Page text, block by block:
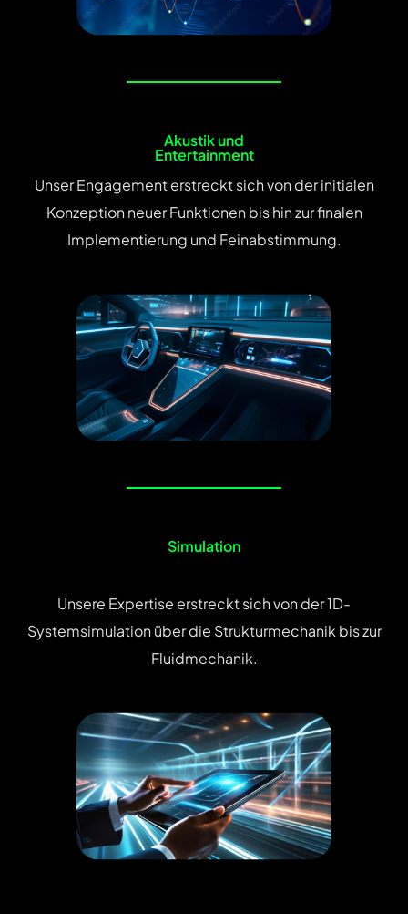
Akustik und
Entertainment
Unser Engagement erstreckt sich von der initialen
Konzeption neuer Funktionen bis hin zur finalen
Implementierung und Feinabstimmung.
Simulation
Unsere Expertise erstreckt sich von der 1D-
Systemsimulation über die Strukturmechanik bis zur
Fluidmechanik.